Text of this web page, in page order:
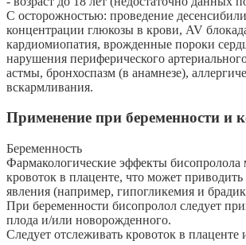
С осторожностью: проведение
концентрации глюкозы в крови, AV
кардиомиопатия, врожденные пороки
нарушения периферического
астмы, бронхоспазм (в анамнезе),
вскармливания.
Применение при беременности и
Беременность
Фармакологические эффекты бисопролола
кровоток в плаценте, что может
явления (например, гипогликемия и
При беременности бисопролол следует
плода и/или новорожденного.
Следует отслеживать кровоток в